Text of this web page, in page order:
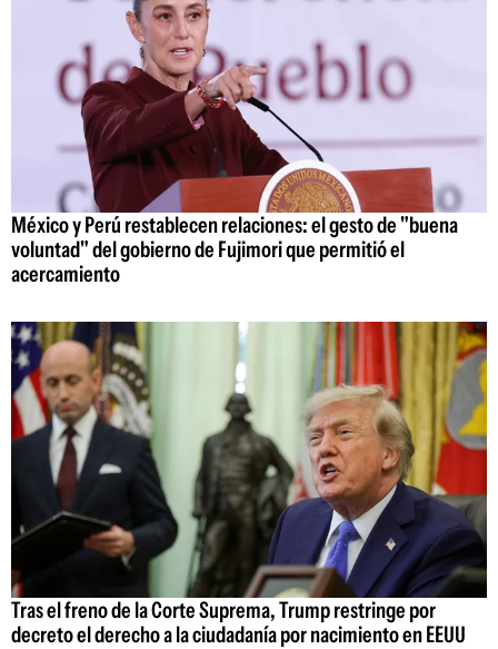
México y Perú restablecen relaciones: el gesto de "buena
voluntad" del gobierno de Fujimori que permitió el
acercamiento
Tras el freno de la Corte Suprema, Trump restringe por
decreto el derecho a la ciudadanía por nacimiento en EEUU